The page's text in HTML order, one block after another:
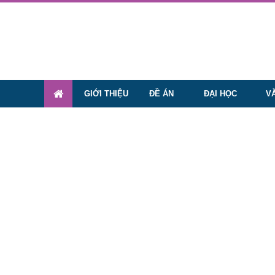
GIỚI THIỆU ĐỀ ÁN ĐẠI HỌC